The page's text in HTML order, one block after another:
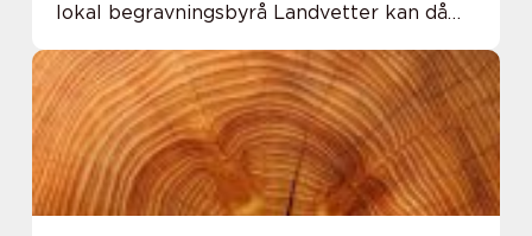
lokal begravningsbyrå Landvetter kan då